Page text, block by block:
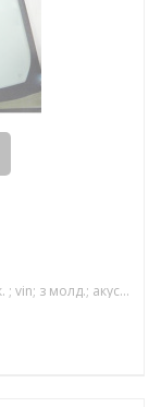
Примітка: зел.; кріп.датч.запотів. ; з кріпл.дзерк. ; vin; з молд.; акуст; 1598*942